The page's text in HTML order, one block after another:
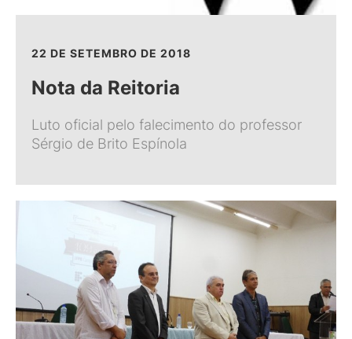
22 DE SETEMBRO DE 2018
Nota da Reitoria
Luto oficial pelo falecimento do professor
Sérgio de Brito Espínola